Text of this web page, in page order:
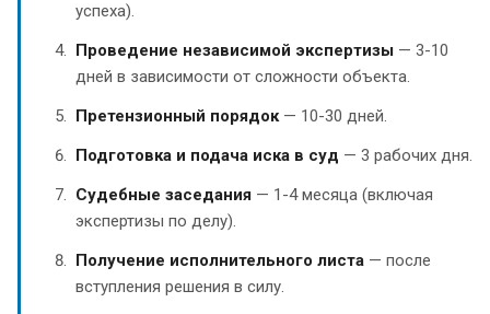
успеха).
Проведение независимой экспертизы — 3-10
дней в зависимости от сложности объекта.
Претензионный порядок — 10-30 дней.
Подготовка и подача иска в суд — 3 рабочих дня.
Судебные заседания — 1-4 месяца (включая
экспертизы по делу).
Получение исполнительного листа — после
вступления решения в силу.